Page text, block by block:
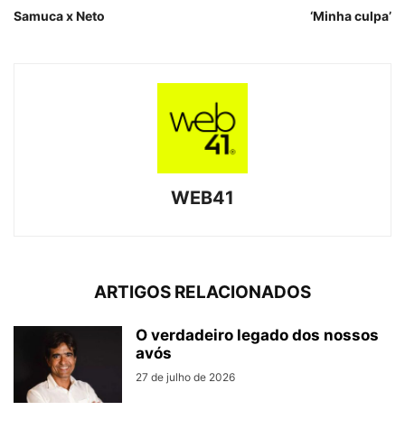
Samuca x Neto ‘Minha culpa’
WEB41
ARTIGOS RELACIONADOS
O verdadeiro legado dos nossos
avós
27 de julho de 2026